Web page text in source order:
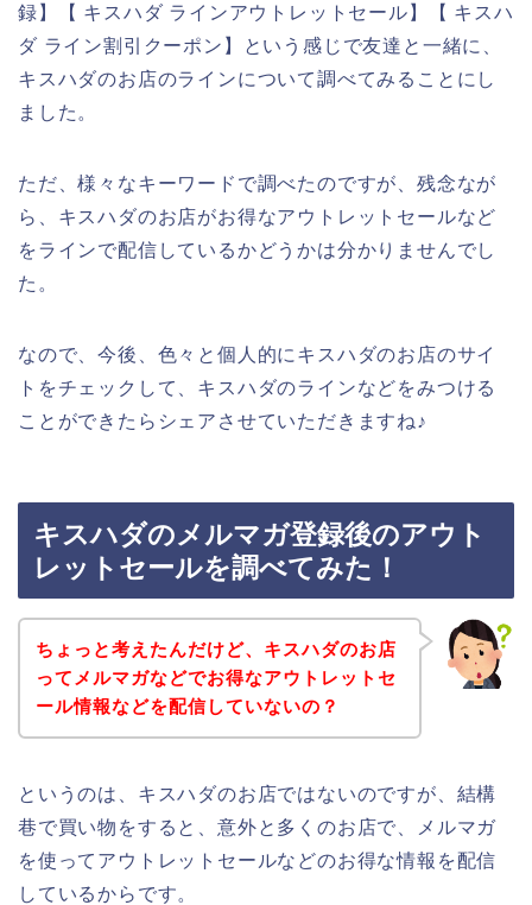
録】【 キスハダ ラインアウトレットセール】【 キスハ
ダ ライン割引クーポン】という感じで友達と一緒に、
キスハダのお店のラインについて調べてみることにし
ました。
ただ、様々なキーワードで調べたのですが、残念なが
ら、キスハダのお店がお得なアウトレットセールなど
をラインで配信しているかどうかは分かりませんでし
た。
なので、今後、色々と個人的にキスハダのお店のサイ
トをチェックして、キスハダのラインなどをみつける
ことができたらシェアさせていただきますね♪
キスハダのメルマガ登録後のアウト
レットセールを調べてみた！
ちょっと考えたんだけど、キスハダのお店
ってメルマガなどでお得なアウトレットセ
ール情報などを配信していないの？
というのは、キスハダのお店ではないのですが、結構
巷で買い物をすると、意外と多くのお店で、メルマガ
を使ってアウトレットセールなどのお得な情報を配信
しているからです。